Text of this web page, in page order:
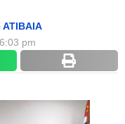
ATIBAIA
6:03 pm